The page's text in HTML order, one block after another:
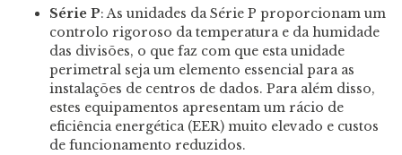
Série P: As unidades da Série P proporcionam um
controlo rigoroso da temperatura e da humidade
das divisões, o que faz com que esta unidade
perimetral seja um elemento essencial para as
instalações de centros de dados. Para além disso,
estes equipamentos apresentam um rácio de
eficiência energética (EER) muito elevado e custos
de funcionamento reduzidos.